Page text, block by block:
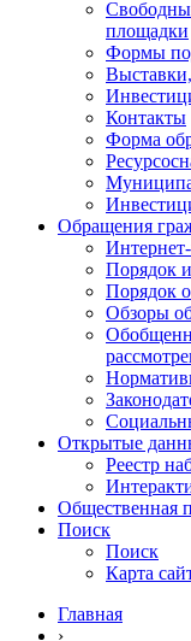
площадки
Формы
Контакты
Форма
Обращения
Порядок
Порядок
Обзоры
Открытые
Реестр
Общественная
Поиск
Поиск
Карта
Главная
›